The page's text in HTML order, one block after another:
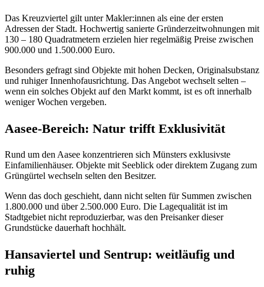
Das Kreuzviertel gilt unter Makler:innen als eine der ersten
Adressen der Stadt. Hochwertig sanierte Gründerzeitwohnungen mit
130 – 180 Quadratmetern erzielen hier regelmäßig Preise zwischen
900.000 und 1.500.000 Euro.
Besonders gefragt sind Objekte mit hohen Decken, Originalsubstanz
und ruhiger Innenhofausrichtung. Das Angebot wechselt selten –
wenn ein solches Objekt auf den Markt kommt, ist es oft innerhalb
weniger Wochen vergeben.
Aasee-Bereich: Natur trifft Exklusivität
Rund um den Aasee konzentrieren sich Münsters exklusivste
Einfamilienhäuser. Objekte mit Seeblick oder direktem Zugang zum
Grüngürtel wechseln selten den Besitzer.
Wenn das doch geschieht, dann nicht selten für Summen zwischen
1.800.000 und über 2.500.000 Euro. Die Lagequalität ist im
Stadtgebiet nicht reproduzierbar, was den Preisanker dieser
Grundstücke dauerhaft hochhält.
Hansaviertel und Sentrup: weitläufig und
ruhig